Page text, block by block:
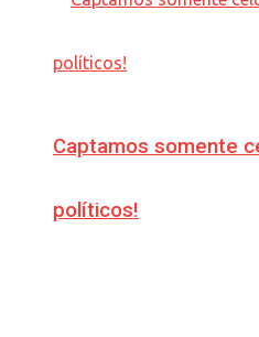
Captamos somente
políticos!